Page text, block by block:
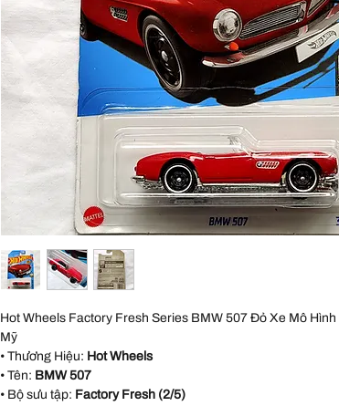
Hot Wheels Factory Fresh Series BMW 507 Đỏ Xe Mô
Mỹ
• Thương Hiệu: Hot Wheels
• Tên: BMW 507
• Bộ sưu tập: Factory Fresh (2/5)